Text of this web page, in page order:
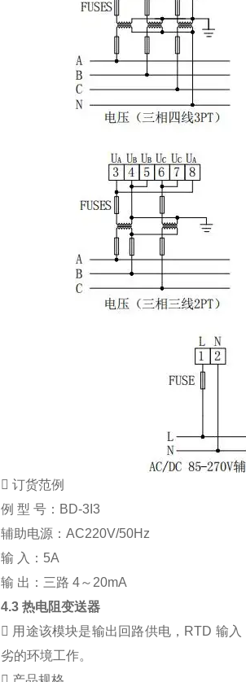
订货范例
例 型 号： BD-3I3
辅助电源：AC220V/50Hz
输 入： 5A
输 出：三路4～ 20mA
4.3热电阻变送器
 用途该模块是输出回路供电， RTD 输入
劣的环境工作。